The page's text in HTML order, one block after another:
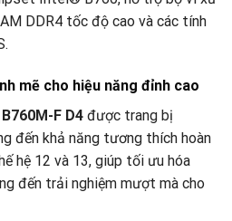
DDR4 tốc độ cao và các tính
mẽ cho hiệu năng đỉnh cao
F D4 được trang bị
đến khả năng tương thích hoàn
hệ 12 và 13, giúp tối ưu hóa
đến trải nghiệm mượt mà cho